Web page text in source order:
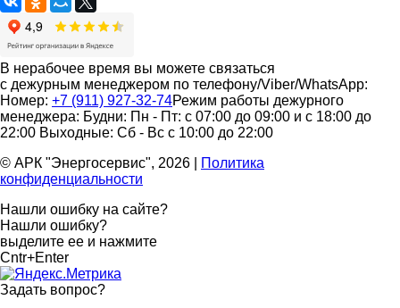
В нерабочее время вы можете связаться
с дежурным менеджером по телефону/Viber/WhatsApp:
Номер: +7 (911) 927-32-74Режим работы дежурного
менеджера: Будни: Пн - Пт: с 07:00 до 09:00 и с 18:00 до
22:00 Выходные: Сб - Вс с 10:00 до 22:00
© АРК "Энергосервис", 2026
Политика
конфиденциальности
Нашли ошибку на сайте?
Нашли ошибку?
выделите ее и нажмите
Cntr+Enter
Задать вопрос?